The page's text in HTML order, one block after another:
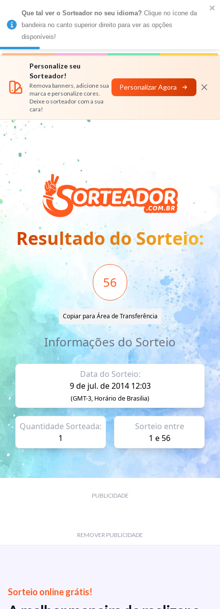
MENU
Números
Personalize seu
Sorteador!
Remova banners, adicione sua
marca e personalize cores.
Deixe o sorteador com a sua
cara!
Personalizar Agora
Resultado do Sorteio:
56
Copiar para Área de Transferência
Informações do Sorteio
Data do Sorteio:
9 de jul. de 2014 12:03
(GMT-3, Horário de Brasilia)
Quantidade Sorteada:
1
Sorteio entre
1 e 56
PUBLICIDADE
REMOVER PUBLICIDADE
Sorteio online grátis!
Que tal ver o Sorteador no seu idioma? Clique no ícone da
bandeira no canto superior direito para ver as opções
disponíveis!